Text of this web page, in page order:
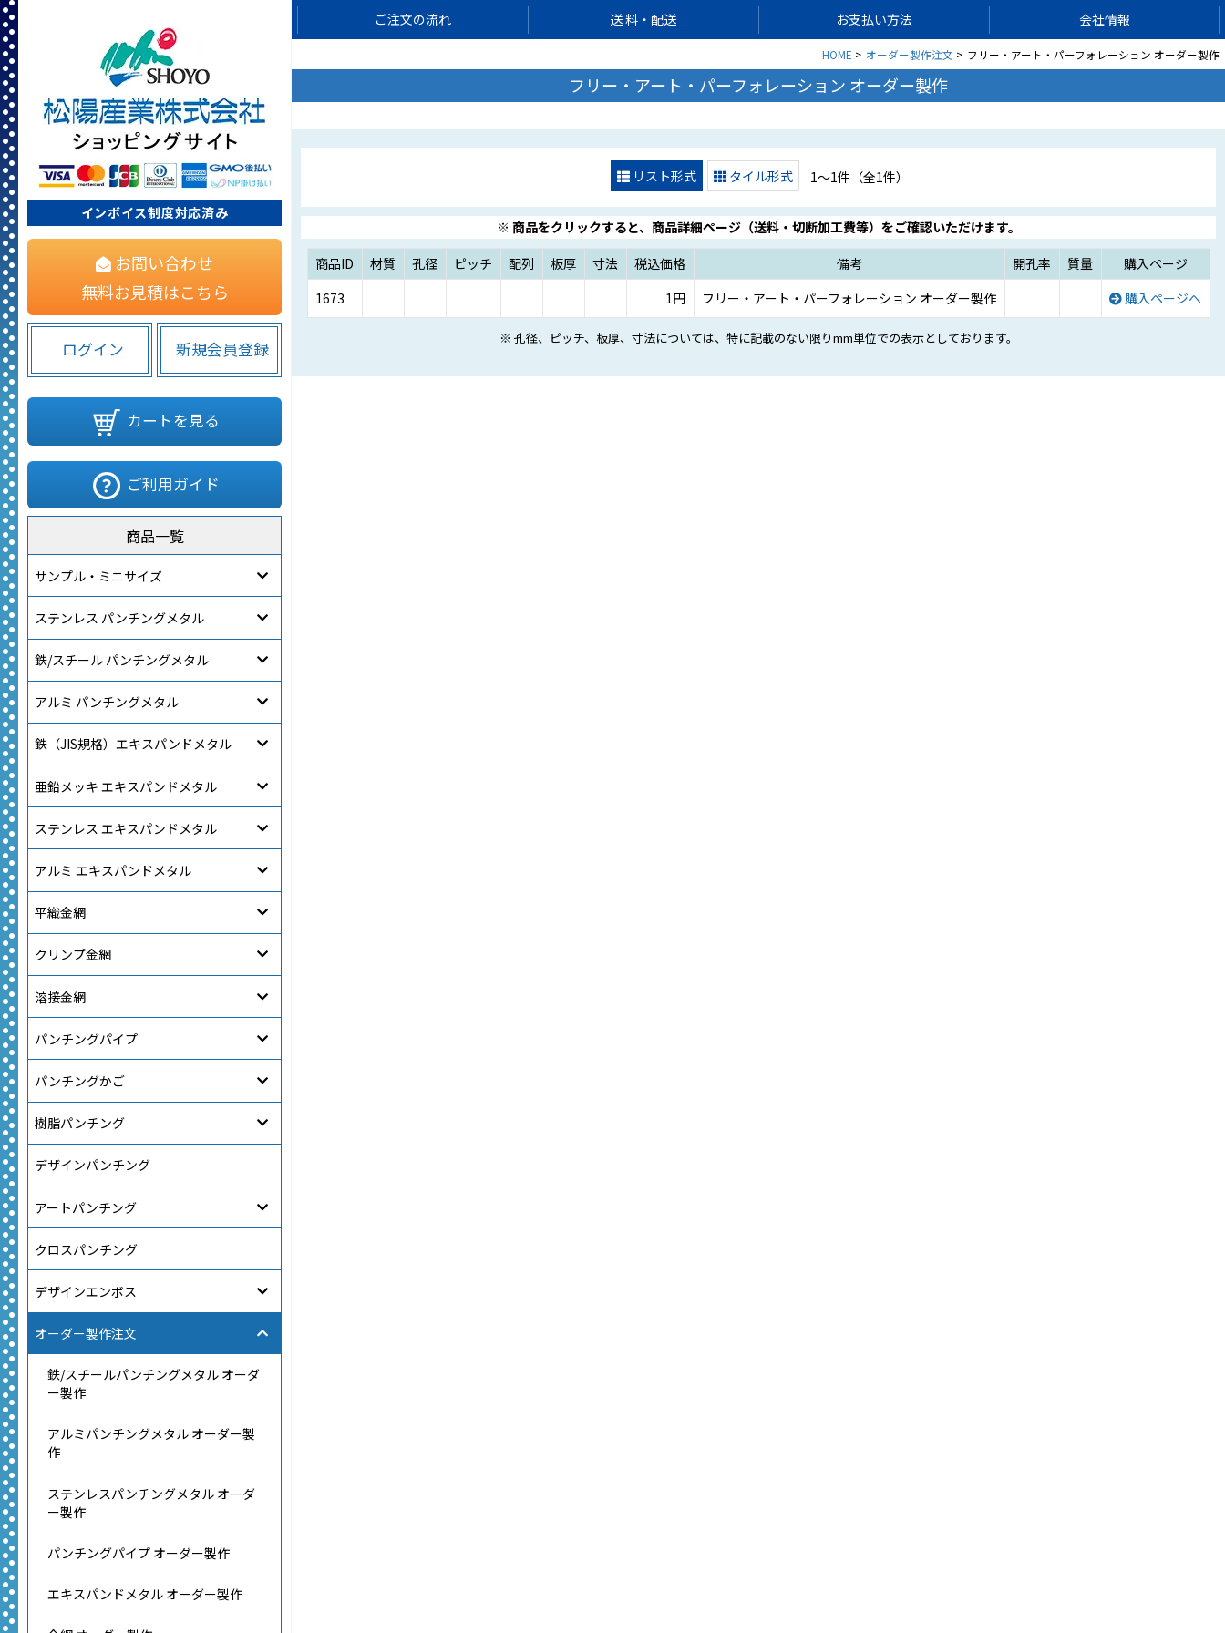
インボイス制度対応済み
お問い合わせ
無料お見積はこちら
ログイン 新規会員登録
カートを見る
ご利用ガイド
商品一覧
サンプル・ミニサイズ
ステンレス パンチングメタル
鉄/スチール パンチングメタル
アルミ パンチングメタル
鉄（JIS規格）エキスパンドメタル
亜鉛メッキ エキスパンドメタル
ステンレス エキスパンドメタル
アルミ エキスパンドメタル
平織金網
クリンプ金網
溶接金網
パンチングパイプ
パンチングかご
樹脂パンチング
デザインパンチング
アートパンチング
クロスパンチング
デザインエンボス
オーダー製作注文
鉄/スチールパンチングメタル オーダ
ー製作
アルミパンチングメタル オーダー製
作
ステンレスパンチングメタル オーダ
ー製作
パンチングパイプ オーダー製作
エキスパンドメタル オーダー製作
ご注文の流れ 送 料・配送 お支払い方法 会社情報
HOME オーダー製作注文 フリー・アート・パーフォレーション オーダー製作
フリー・アート・パーフォレーション オーダー製作
リスト形式 タイル形式 1〜1件（全1件）
※ 商品をクリックすると、商品詳細ページ（送料・切断加工費等）をご確認いただけます。
商品ID
材質 孔径 ピッチ 配列 板厚 寸法 税込価格 備考 開孔率 質量
購入ページ
1673
1円 フリー・アート・パーフォレーション オーダー製作 購入ページへ
※ 孔径、ピッチ、板厚、寸法については、特に記載のない限りmm単位での表示としております。